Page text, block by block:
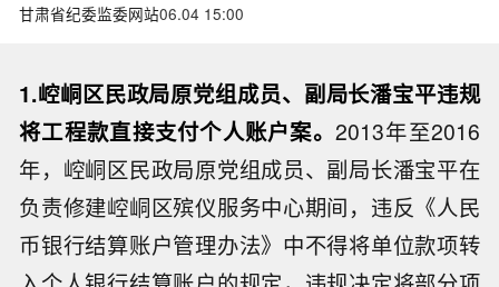
甘肃省纪委监委网站06.04 15:00
1.崆峒区民政局原党组成员、副局长潘宝平违规
将工程款直接支付个人账户案。2013年至2016
年，崆峒区民政局原党组成员、副局长潘宝平在
负责修建崆峒区殡仪服务中心期间，违反《人民
币银行结算账户管理办法》中不得将单位款项转